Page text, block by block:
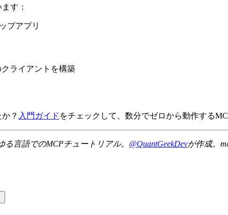
す：
プアプリ
ライアントを構築
？ 入門ガイド をチェックして、数分でゼロから動作する
る言語でのMCPチュートリアル。 @QuantGeekDevが作成。